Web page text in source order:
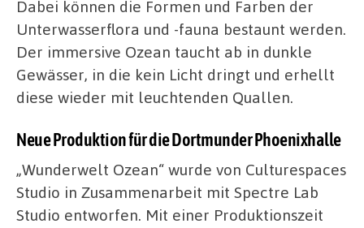
Dabei können die Formen und Farben der
Unterwasserflora und -fauna bestaunt werden.
Der immersive Ozean taucht ab in dunkle
Gewässer, in die kein Licht dringt und erhellt
diese wieder mit leuchtenden Quallen.
Neue Produktion für die Dortmunder Phoenixhalle
„Wunderwelt Ozean“ wurde von Culturespaces
Studio in Zusammenarbeit mit Spectre Lab
Studio entworfen. Mit einer Produktionszeit